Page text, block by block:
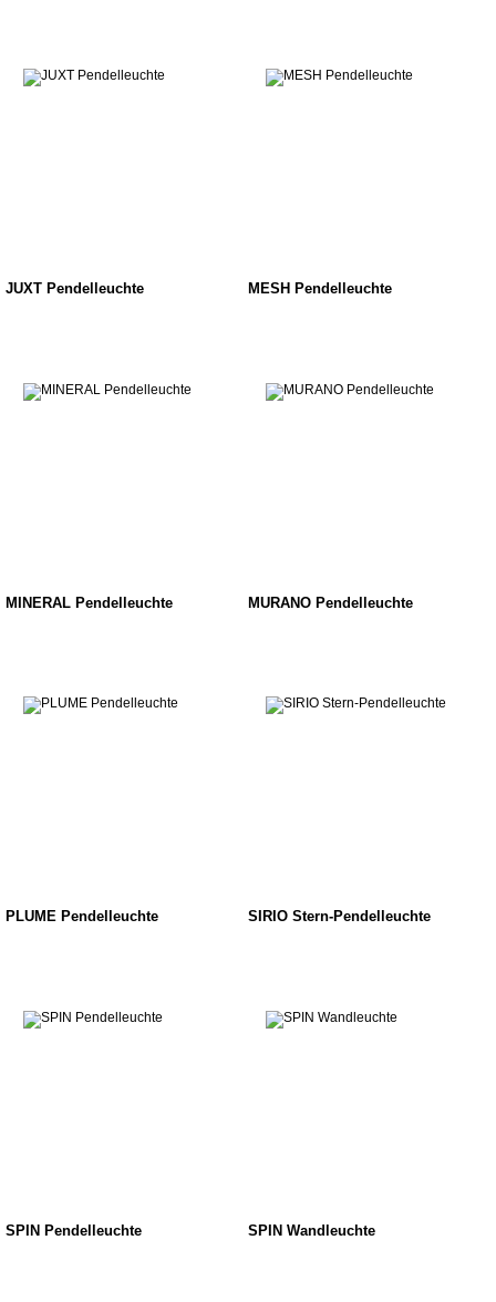
JUXT Pendelleuchte MESH Pendelleuchte
MINERAL Pendelleuchte MURANO Pendelleuchte
PLUME Pendelleuchte SIRIO Stern-Pendelleuchte
SPIN Pendelleuchte SPIN Wandleuchte